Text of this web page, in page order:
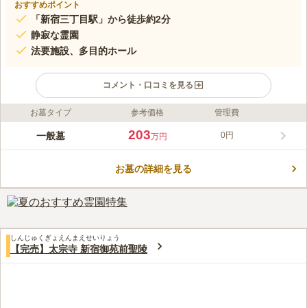
おすすめポイント
「新宿三丁目駅」から徒歩約2分
静寂な霊園
法要施設、多目的ホール
コメント・口コミを見る
ライフドット編集部のコメント
天龍寺は、東京メトロ「新宿三丁目駅」とJR「新宿駅」から徒
宗智山派寺院であり、1547年に開山した多摩八十八霊場82番の
口コミ評価
50代女性
お寺でお線香は購入できます。お花も時期によって販売していま
すが高価なので、購入してから向かいますが、新宿駅近辺もあまりないの
が不便です。食事するところはたくさんあるので、法事などの会食にはと
お墓タイプ 参考価格 管理費
一般墓 203万円 0円
お墓の詳細を見る
しんじゅくぎょえんまえせいりょう
【完売】太宗寺 新宿御苑前聖陵